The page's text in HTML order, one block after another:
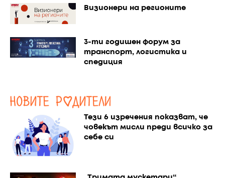
Визионери на регионите
3-ти годишен форум за
транспорт, логистика и
спедиция
Тези 6 изречения показват, че
човекът мисли преди всичко за
себе си